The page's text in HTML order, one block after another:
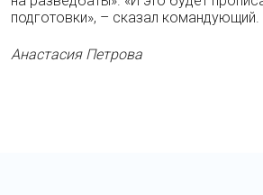
подготовки», – сказал командующий.
Анастасия Петрова